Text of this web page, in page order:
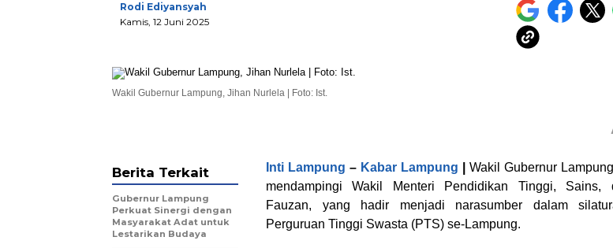
Rodi Ediyansyah
Kamis, 12 Juni 2025
Wakil Gubernur Lampung, Jihan Nurlela | Foto: Ist.
Inti Lampung – Kabar Lampung
Wakil Gubernur
mendampingi Wakil Menteri Pendidikan Tinggi, Sains,
Fauzan, yang hadir menjadi narasumber dalam
Perguruan Tinggi Swasta (PTS) se-Lampung.
Berita Terkait
Gubernur Lampung
Perkuat Sinergi dengan
Masyarakat Adat untuk
Lestarikan Budaya